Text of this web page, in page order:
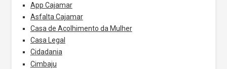
App Cajamar
Asfalta Cajamar
Casa de Acolhimento da Mulher
Casa Legal
Cidadania
Cimbaju